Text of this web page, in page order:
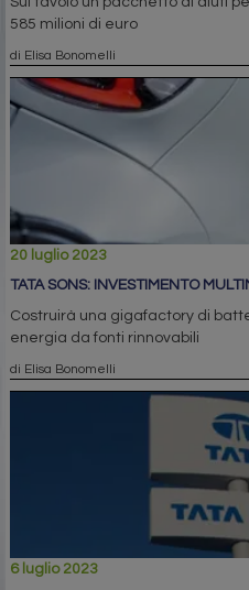
585 milioni di euro
di Elisa Bonomelli
20 luglio 2023
TATA SONS: INVESTIMENTO
Costruirà una gigafactory di
energia da fonti rinnovabili
di Elisa Bonomelli
6 luglio 2023